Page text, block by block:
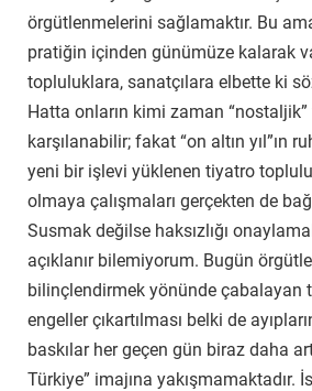
örgütlenmelerini sağlamaktır. Bu
pratiğin içinden günümüze kalarak
topluluklara, sanatçılara elbette ki
Hatta onların kimi zaman “nostaljik”
karşılanabilir; fakat “on altın yıl”ın
yeni bir işlevi yüklenen tiyatro
olmaya çalışmaları gerçekten de
Susmak değilse haksızlığı
açıklanır bilemiyorum. Bugün
bilinçlendirmek yönünde çabalayan
engeller çıkartılması belki de
baskılar her geçen gün biraz daha
Türkiye” imajına yakışmamaktadır.